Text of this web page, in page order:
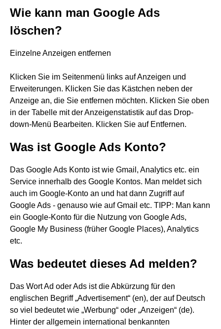
Wie kann man Google Ads
löschen?
Einzelne Anzeigen entfernen
Klicken Sie im Seitenmenü links auf Anzeigen und
Erweiterungen. Klicken Sie das Kästchen neben der
Anzeige an, die Sie entfernen möchten. Klicken Sie oben
in der Tabelle mit der Anzeigenstatistik auf das Drop-
down-Menü Bearbeiten. Klicken Sie auf Entfernen.
Was ist Google Ads Konto?
Das Google Ads Konto ist wie Gmail, Analytics etc. ein
Service innerhalb des Google Kontos. Man meldet sich
auch im Google-Konto an und hat dann Zugriff auf
Google Ads - genauso wie auf Gmail etc. TIPP: Man kann
ein Google-Konto für die Nutzung von Google Ads,
Google My Business (früher Google Places), Analytics
etc.
Was bedeutet dieses Ad melden?
Das Wort Ad oder Ads ist die Abkürzung für den
englischen Begriff „Advertisement“ (en), der auf Deutsch
so viel bedeutet wie „Werbung“ oder „Anzeigen“ (de).
Hinter der allgemein international benkannten